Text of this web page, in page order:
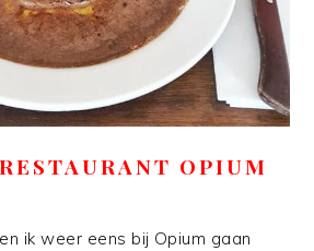
OPIUM
ik weer eens bij Opium gaan